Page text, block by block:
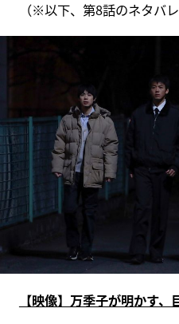
（※以下、第8話のネタバレ
【映像】万季子が明かす